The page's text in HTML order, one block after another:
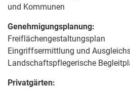
und Kommunen
Genehmigungsplanung:
Freiflächengestaltungsplan
Eingriffsermittlung und
Landschaftspflegerische
Privatgärten: